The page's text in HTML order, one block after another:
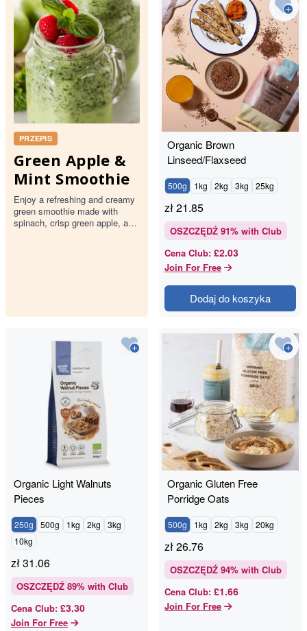
PRZEPIS
Green Apple &
Mint Smoothie
Enjoy a refreshing and creamy
green smoothie made with
spinach, crisp green apple, and
Organic Brown
Linseed/Flaxseed
500g 1kg 2kg 3kg 25kg
zł21.85
OSZCZĘDŹ 91% with Club
Cena Club: £2.03
Join For Free
Dodaj do koszyka
Organic Light Walnuts
Pieces
250g 500g 1kg 2kg
3kg
10kg
zł31.06
OSZCZĘDŹ 89% with Club
Cena Club: £3.30
Join For Free
Organic Gluten Free
Porridge Oats
500g 1kg 2kg 3kg 20kg
zł26.76
OSZCZĘDŹ 94% with Club
Cena Club: £1.66
Join For Free